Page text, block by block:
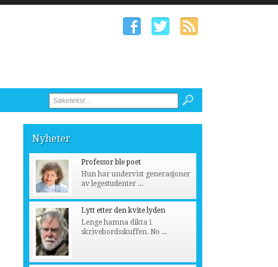
Nyheter
Professor ble poet
Hun har undervist generasjoner
av legestudenter ...
Lytt etter den kvite lyden
Lenge hamna dikta i
skrivebordsskuffen. No ...